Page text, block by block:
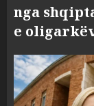
nga
e